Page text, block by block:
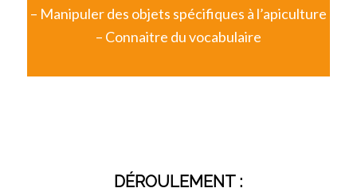
– Manipuler des objets spécifiques à l’apiculture
– Connaitre du vocabulaire
DÉROULEMENT :